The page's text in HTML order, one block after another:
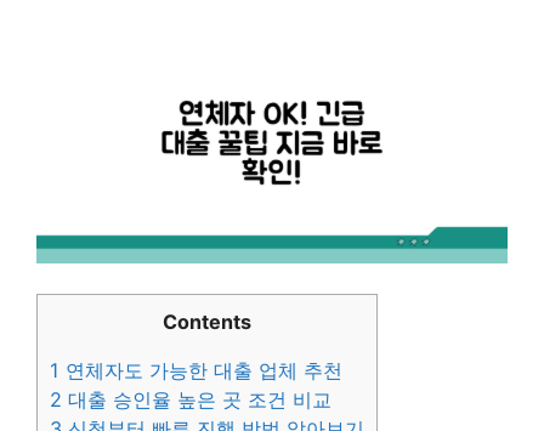
Contents
1 연체자도 가능한 대출 업체 추천
2 대출 승인율 높은 곳 조건 비교